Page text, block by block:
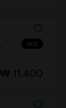
DLC
₩ 11,400